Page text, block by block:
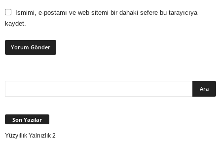
Ismimi, e-postamı ve web sitemi bir dahaki sefere bu tarayıcıya
kaydet.
Son Yazılar
Yüzyıllık Yalnızlık 2